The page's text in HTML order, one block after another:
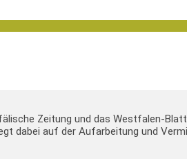
Zeitung und das Westfalen-
dabei auf der Aufarbeitung und